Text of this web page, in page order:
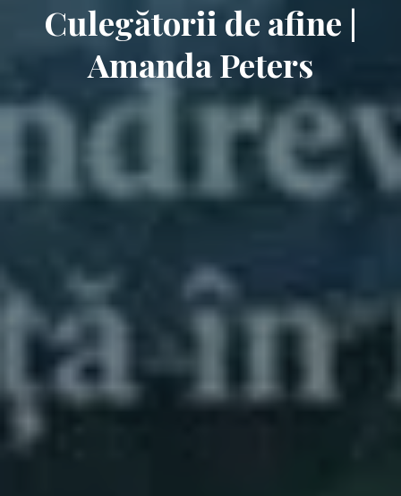
Culegătorii de afine |
Amanda Peters